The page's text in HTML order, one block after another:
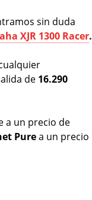
sin duda
XJR 1300 Racer.
de 16.290
a un precio de
Purea un precio